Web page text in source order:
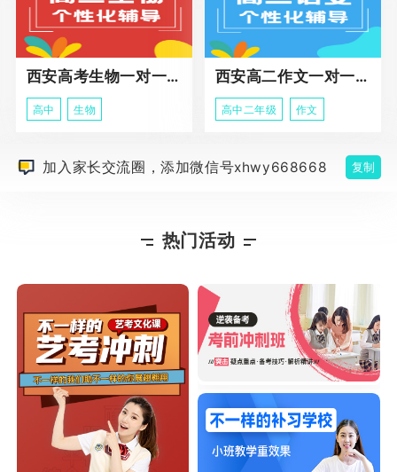
西安高考生物一对一辅导
高中 生物
西安高二作文一对一辅导课程
高中二年级 作文
加入家长交流圈，添加微信号xhwy668668 复制
热门活动